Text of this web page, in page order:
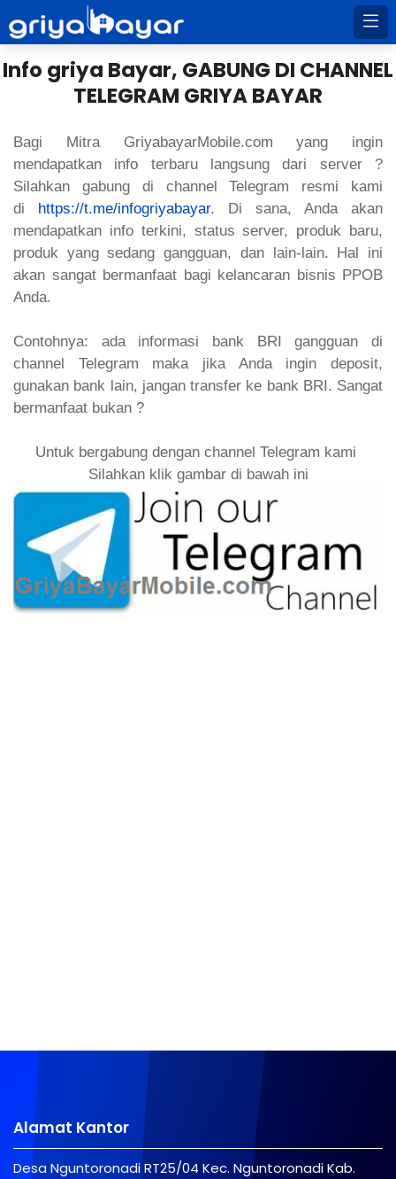
Info griya Bayar, GABUNG DI CHANNEL
TELEGRAM GRIYA BAYAR
Bagi Mitra GriyabayarMobile.com yang ingin
mendapatkan info terbaru langsung dari server ?
Silahkan gabung di channel Telegram resmi kami
di https://t.me/infogriyabayar. Di sana, Anda akan
mendapatkan info terkini, status server, produk baru,
produk yang sedang gangguan, dan lain-lain. Hal ini
akan sangat bermanfaat bagi kelancaran bisnis PPOB
Anda.
Contohnya: ada informasi bank BRI gangguan di
channel Telegram maka jika Anda ingin deposit,
gunakan bank lain, jangan transfer ke bank BRI. Sangat
bermanfaat bukan ?
Untuk bergabung dengan channel Telegram kami
Silahkan klik gambar di bawah ini
Alamat Kantor
Desa Nguntoronadi RT25/04 Kec. Nguntoronadi Kab.